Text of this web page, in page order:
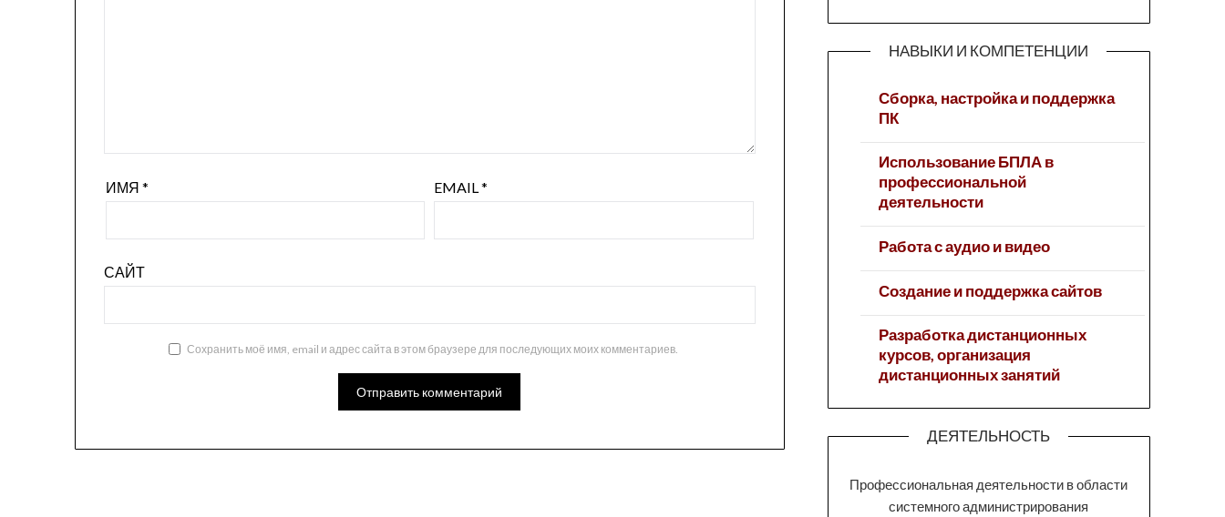
ИМЯ* EMAIL*
САЙТ
Сохранить моё имя, email и адрес сайта в этом браузере для последующих моих комментариев.
НАВЫКИ И КОМПЕТЕНЦИИ
Сборка, настройка и поддержка
ПК
Использование БПЛА в
профессиональной
деятельности
Работа с аудио и видео
Создание и поддержка сайтов
Разработка дистанционных
курсов, организация
дистанционных занятий
ДЕЯТЕЛЬНОСТЬ
Профессиональная деятельности в области
системного администрирования